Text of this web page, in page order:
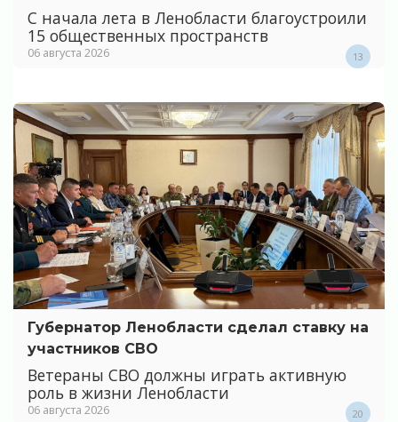
С начала лета в Ленобласти благоустроили
15 общественных пространств
06 августа 2026 13
Губернатор Ленобласти сделал ставку на
участников СВО
Ветераны СВО должны играть активную
роль в жизни Ленобласти
06 августа 2026 20